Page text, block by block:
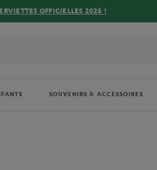
OFFICIELLES 2026 !
SOUVENIRS & ACCESSOIRES